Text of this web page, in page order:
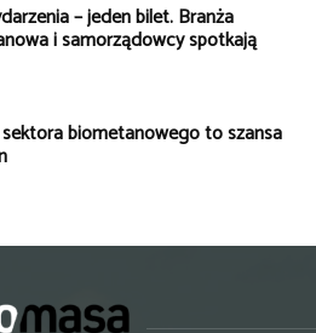
– jeden bilet. Branża
i samorządowcy spotkają
biometanowego to szansa